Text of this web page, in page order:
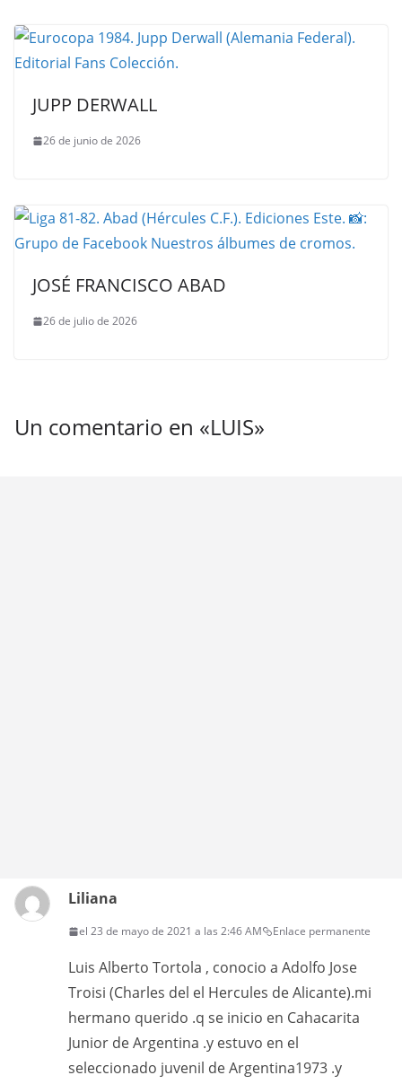
JUPP DERWALL
26 de junio de 2026
JOSÉ FRANCISCO ABAD
26 de julio de 2026
Un comentario en «LUIS»
Liliana
el 23 de mayo de 2021 a las 2:46 AM Enlace permanente
Luis Alberto Tortola , conocio a Adolfo Jose
Troisi (Charles del el Hercules de Alicante).mi
hermano querido .q se inicio en Cahacarita
Junior de Argentina .y estuvo en el
seleccionado juvenil de Argentina1973 .y